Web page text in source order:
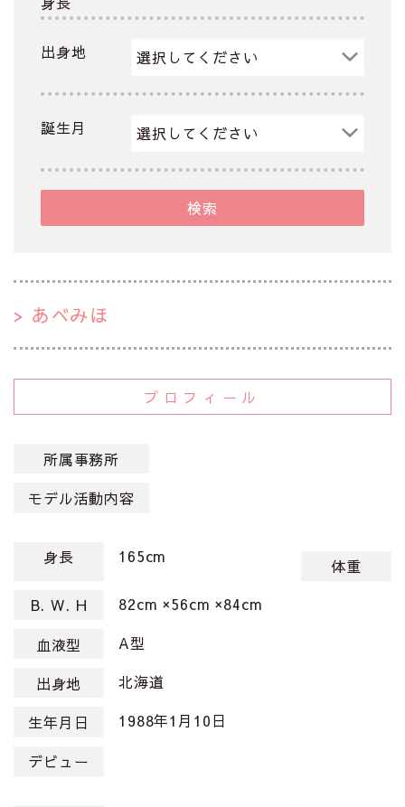
出身地
誕生月
検索
あべみほ
プロフィール
所属事務所
モデル活動内容
身長 165cm
体重
B. W. H
82cm ×56cm ×84cm
血液型 A型
出身地 北海道
生年月日 1988年1月10日
デビュー